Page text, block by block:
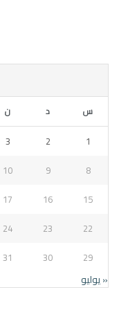
س د ن
1
2
3
8
9
10
15
16
17
22
23
24
29
30
31
« يوليو